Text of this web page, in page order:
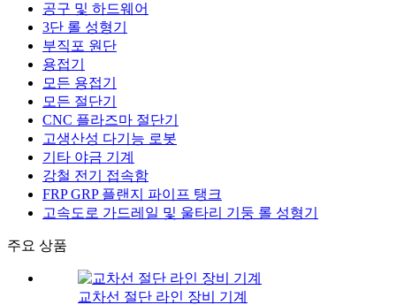
공구 및 하드웨어
3단 롤 성형기
부직포 원단
용접기
모든 용접기
모든 절단기
CNC 플라즈마 절단기
고생산성 다기능 로봇
기타 야금 기계
강철 전기 접속함
FRP GRP 플랜지 파이프 탱크
고속도로 가드레일 및 울타리 기둥 롤 성형기
주요 상품
교차선 절단 라인 장비 기계